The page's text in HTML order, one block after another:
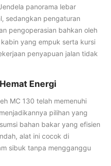
panorama lebar
sedangkan pengaturan
pengoperasian bahkan oleh
yang empuk serta kursi
penyapuan jalan tidak
Energi
MC 130 telah memenuhi
pilihan yang
bahan bakar yang efisien
alat ini cocok di
sibuk tanpa mengganggu